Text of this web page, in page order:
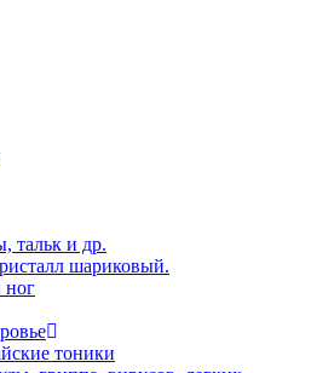
тальк и др.
шариковый.
ног
тоники